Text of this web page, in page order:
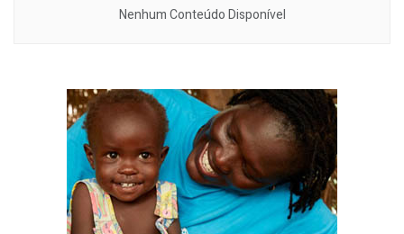
Nenhum Conteúdo Disponível